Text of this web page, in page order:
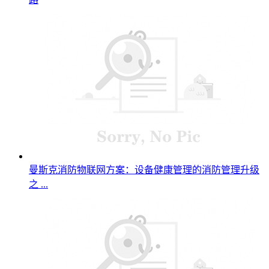
曼斯克消防物联网方案：设备健康管理的消防管理升级
之 ...